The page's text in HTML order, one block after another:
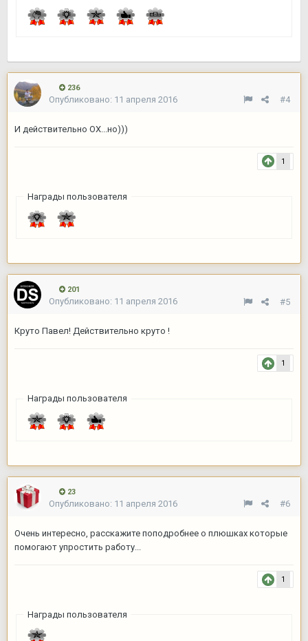
236
#4
Опубликовано: 11 апреля 2016
И действительно ОХ...но)))
1
Награды пользователя
201
#5
Опубликовано: 11 апреля 2016
Круто Павел! Действительно круто !
1
Награды пользователя
23
#6
Опубликовано: 11 апреля 2016
Очень интересно, расскажите поподробнее о плюшках которые
помогают упростить работу...
1
Награды пользователя